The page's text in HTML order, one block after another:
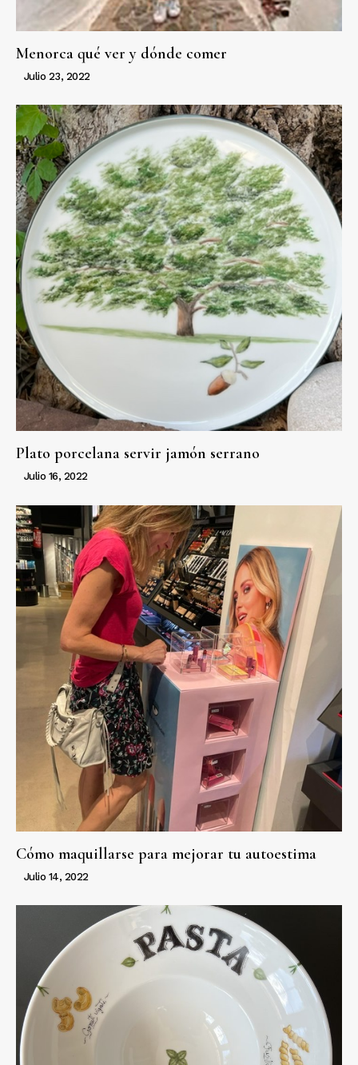
Menorca qué ver y dónde comer
Julio 23, 2022
Plato porcelana servir jamón serrano
Julio 16, 2022
Cómo maquillarse para mejorar tu autoestima
Julio 14, 2022